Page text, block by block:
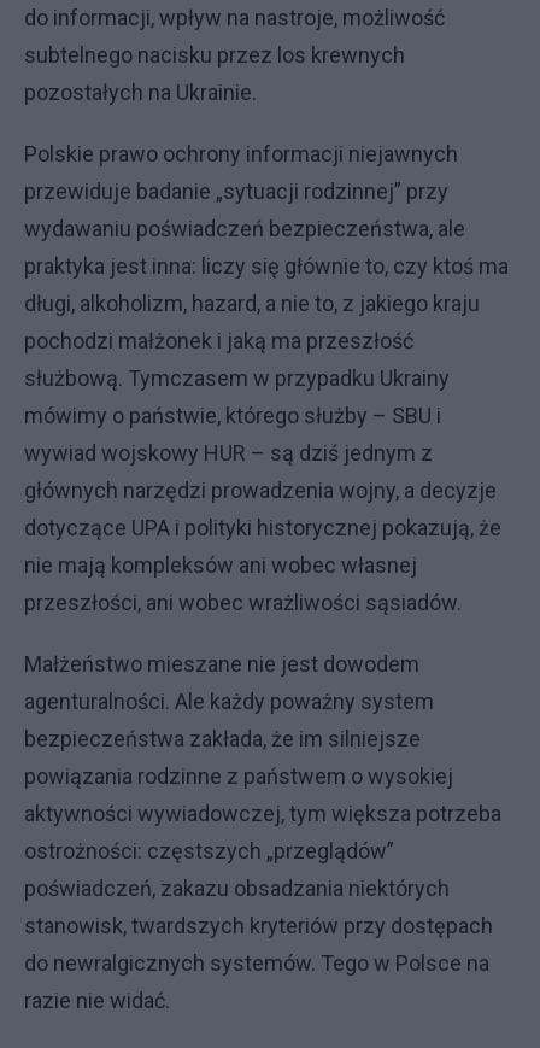
do informacji, wpływ na nastroje, możliwość
subtelnego nacisku przez los krewnych
pozostałych na Ukrainie.
Polskie prawo ochrony informacji niejawnych
przewiduje badanie „sytuacji rodzinnej” przy
wydawaniu poświadczeń bezpieczeństwa, ale
praktyka jest inna: liczy się głównie to, czy ktoś ma
długi, alkoholizm, hazard, a nie to, z jakiego kraju
pochodzi małżonek i jaką ma przeszłość
służbową. Tymczasem w przypadku Ukrainy
mówimy o państwie, którego służby – SBU i
wywiad wojskowy HUR – są dziś jednym z
głównych narzędzi prowadzenia wojny, a decyzje
dotyczące UPA i polityki historycznej pokazują, że
nie mają kompleksów ani wobec własnej
przeszłości, ani wobec wrażliwości sąsiadów.
Małżeństwo mieszane nie jest dowodem
agenturalności. Ale każdy poważny system
bezpieczeństwa zakłada, że im silniejsze
powiązania rodzinne z państwem o wysokiej
aktywności wywiadowczej, tym większa potrzeba
ostrożności: częstszych „przeglądów”
poświadczeń, zakazu obsadzania niektórych
stanowisk, twardszych kryteriów przy dostępach
do newralgicznych systemów. Tego w Polsce na
razie nie widać.